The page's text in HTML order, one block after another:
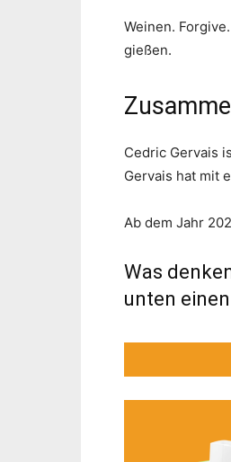
Weinen.
gießen.
Cedric Gervais
Gervais hat mit
Ab dem Jahr
Was
unten